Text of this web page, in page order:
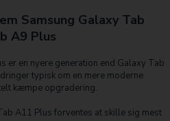
Samsung Galaxy Tab
A9 Plus
er en nyere generation end Galaxy Tab
typisk om en mere moderne
kæmpe opgradering.
A11 Plus forventes at skille sig mest